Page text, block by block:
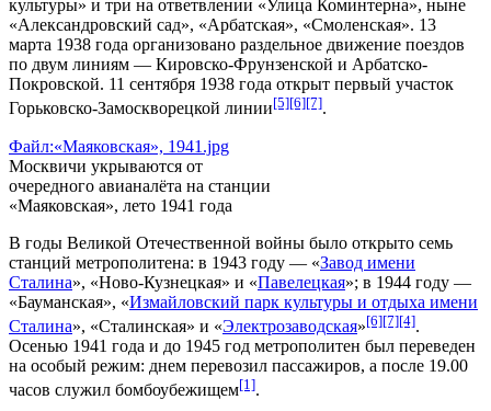
культуры» и три на ответвлении «Улица Коминтерна», ныне
«Александровский сад», «Арбатская», «Смоленская». 13
марта 1938 года организовано раздельное движение поездов
по двум линиям — Кировско-Фрунзенской и Арбатско-
Покровской. 11 сентября 1938 года открыт первый участок
Горьковско-Замоскворецкой линии[5][6][7].
Файл:«Маяковская», 1941.jpg
Москвичи укрываются от
очередного авианалёта на станции
«Маяковская», лето 1941 года
В годы Великой Отечественной войны было открыто семь
станций метрополитена: в 1943 году — «Завод имени
Сталина», «Ново-Кузнецкая» и «Павелецкая»; в 1944 году —
«Бауманская», «Измайловский парк культуры и отдыха имени
Сталина», «Сталинская» и «Электрозаводская»[6][7][4].
Осенью 1941 года и до 1945 год метрополитен был переведен
на особый режим: днем перевозил пассажиров, а после 19.00
часов служил бомбоубежищем[1].